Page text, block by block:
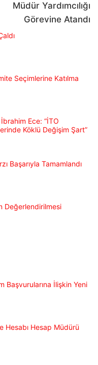
Müdür Yardımcılığı
Görevine Atandı
Seçimlerine Katılma
Ece: “İTO
Köklü Değişim Şart”
Başarıyla Tamamlandı
Değerlendirilmesi
Başvurularına İlişkin Yeni
Hesabı Hesap Müdürü